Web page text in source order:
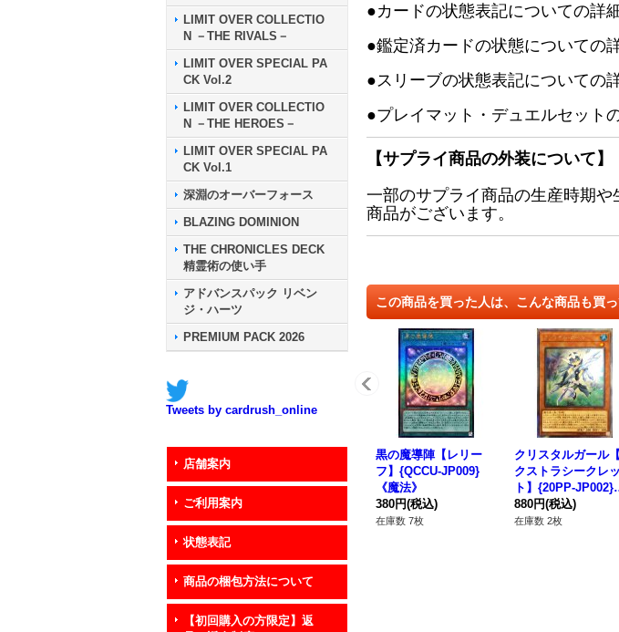
LIMIT OVER COLLECTIO
N －THE RIVALS－
LIMIT OVER SPECIAL PA
CK Vol.2
LIMIT OVER COLLECTIO
N －THE HEROES－
LIMIT OVER SPECIAL PA
CK Vol.1
深淵のオーバーフォース
BLAZING DOMINION
THE CHRONICLES DECK
精霊術の使い手
アドバンスパック リベン
ジ・ハーツ
PREMIUM PACK 2026
Tweets by cardrush_online
店舗案内
ご利用案内
状態表記
商品の梱包方法について
【初回購入の方限定】返
●カードの状態表記についての詳
●鑑定済カードの状態についての
●スリーブの状態表記についての
●プレイマット・デュエルセット
【サプライ商品の外装について】
一部のサプライ商品の生産時期
商品がございます。
この商品を買った人は、こんな商品も買
黒の魔導陣【レリー
フ】{QCCU-JP009}
《魔法》
380円(税込)
在庫数 7枚
クリスタルガール
クストラシークレッ
ト】{20PP-JP002}
《モンスター》
880円(税込)
在庫数 2枚